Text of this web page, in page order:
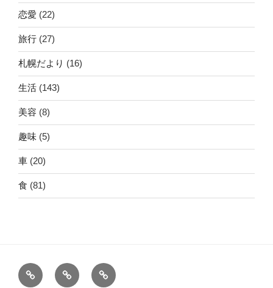
恋愛 (22)
旅行 (27)
札幌だより (16)
生活 (143)
美容 (8)
趣味 (5)
車 (20)
食 (81)
ホ
運
こ